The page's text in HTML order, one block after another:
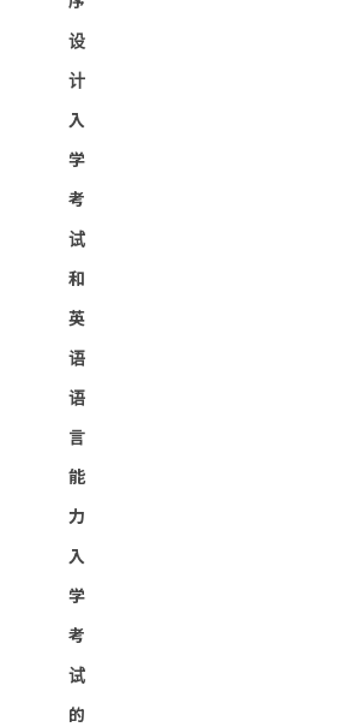
设
计
入
学
考
试
和
英
语
语
言
能
力
入
学
考
试
的